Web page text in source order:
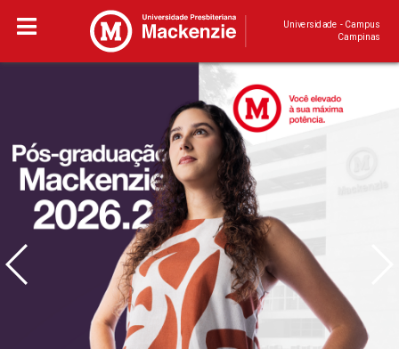
Universidade - Campus
Campinas